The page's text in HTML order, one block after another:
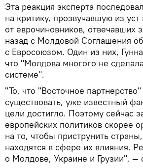
Эта реакция эксперта
на критику, прозвучавшую из
от еврочиновников, отвечавших
назад с Молдовой Соглашения
с Евросоюзом. Один из них,
что "Молдова многого не
системе".
"То, что "Восточное
существовать, уже известный
цели достигло. Поэтому сейчас
европейских политиков скорее
на то, чтобы приструнить
находятся в сфере их влияния.
о Молдове, Украине и Грузии", —